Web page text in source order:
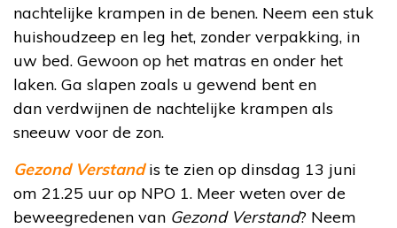
nachtelijke krampen in de benen. Neem een stuk
huishoudzeep en leg het, zonder verpakking, in
uw bed. Gewoon op het matras en onder het
laken. Ga slapen zoals u gewend bent en
dan verdwijnen de nachtelijke krampen als
sneeuw voor de zon.
Gezond Verstand is te zien op dinsdag 13 juni
om 21.25 uur op NPO 1. Meer weten over de
beweegredenen van Gezond Verstand? Neem